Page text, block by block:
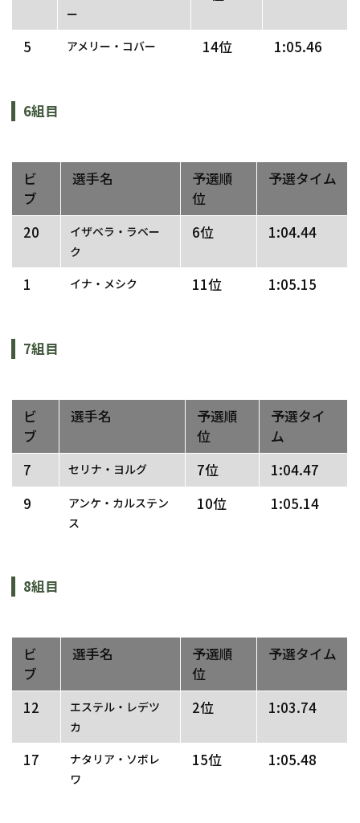
ー
5 アメリー・コバー 14位 1:05.46
6組目
ビ
ブ
選手名
予選順
位
予選タイム
20
イザベラ・ラベー
ク
6位 1:04.44
1 イナ・メシク 11位 1:05.15
7組目
ビ
ブ
選手名
予選順
位
予選タイ
ム
7
セリナ・ヨルグ 7位
1:04.47
9
アンケ・カルステン
ス
10位 1:05.14
8組目
ビ
ブ
選手名
予選順
位
予選タイム
12
エステル・レデツ
カ
2位 1:03.74
17
ナタリア・ソボレ
ワ
15位 1:05.48